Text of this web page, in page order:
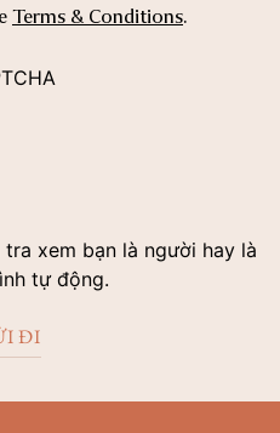
Terms & Conditions.
xem bạn là người hay là
tự động.